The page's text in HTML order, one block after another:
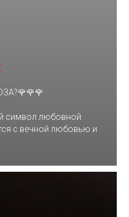
символ любовной
с вечной любовью и